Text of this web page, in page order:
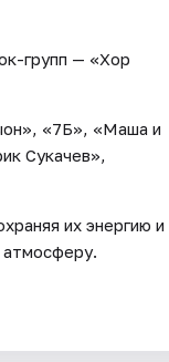
групп — «Хор
«7Б», «Маша и
Сукачев»,
их энергию и
атмосферу.